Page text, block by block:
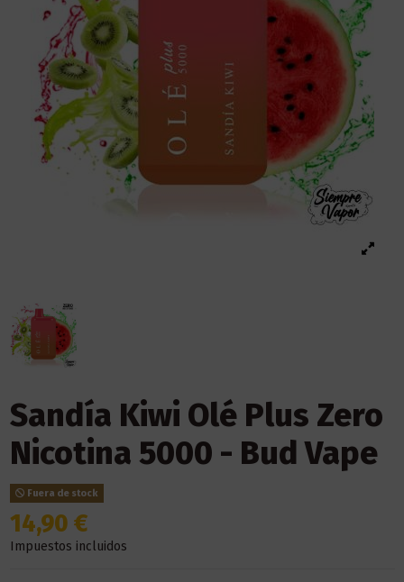
Sandía Kiwi Olé Plus Zero
Nicotina 5000 - Bud Vape
Fuera de stock
14,90 €
Impuestos incluidos